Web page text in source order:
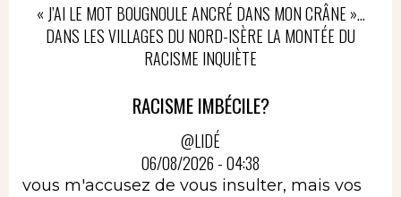
« J’AI LE MOT BOUGNOULE ANCRÉ DANS MON CRÂNE »…
DANS LES VILLAGES DU NORD-ISÈRE LA MONTÉE DU
RACISME INQUIÈTE
RACISME IMBÉCILE?
@LIDÉ
06/08/2026 - 04:38
vous m'accusez de vous insulter, mais vos